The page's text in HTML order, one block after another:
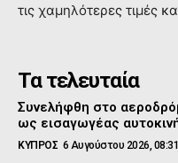
τις χαμηλότερες τιμές
Τα τελευταία
Συνελήφθη στο
ως εισαγωγέας
ΚΥΠΡΟΣ 6 Αυγούστου 2026, 08:31